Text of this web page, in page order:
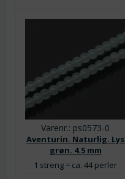
Varenr.: ps0573-0
Aventurin. Naturlig. Lys
grøn. 4.5 mm
1 streng = ca. 44 perler